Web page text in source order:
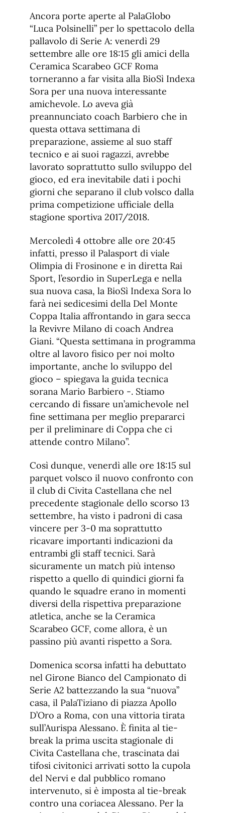
de
fuente
de
fuente.
Ancora porte aperte al PalaGlobo
“Luca Polsinelli” per lo spettacolo della
pallavolo di Serie A: venerdì 29
settembre alle ore 18:15 gli amici della
Ceramica Scarabeo GCF Roma
torneranno a far visita alla BioSì Indexa
Sora per una nuova interessante
amichevole. Lo aveva già
preannunciato coach Barbiero che in
questa ottava settimana di
preparazione, assieme al suo staff
tecnico e ai suoi ragazzi, avrebbe
lavorato soprattutto sullo sviluppo del
gioco, ed era inevitabile dati i pochi
giorni che separano il club volsco dalla
prima competizione ufficiale della
stagione sportiva 2017/2018.
Mercoledì 4 ottobre alle ore 20:45
infatti, presso il Palasport di viale
Olimpia di Frosinone e in diretta Rai
Sport, l’esordio in SuperLega e nella
sua nuova casa, la BioSì Indexa Sora lo
farà nei sedicesimi della Del Monte
Coppa Italia affrontando in gara secca
la Revivre Milano di coach Andrea
Giani. “Questa settimana in programma
oltre al lavoro fisico per noi molto
importante, anche lo sviluppo del
gioco – spiegava la guida tecnica
sorana Mario Barbiero -. Stiamo
cercando di fissare un’amichevole nel
fine settimana per meglio prepararci
per il preliminare di Coppa che ci
attende contro Milano”.
Così dunque, venerdì alle ore 18:15 sul
parquet volsco il nuovo confronto con
il club di Civita Castellana che nel
precedente stagionale dello scorso 13
settembre, ha visto i padroni di casa
vincere per 3-0 ma soprattutto
ricavare importanti indicazioni da
entrambi gli staff tecnici. Sarà
sicuramente un match più intenso
rispetto a quello di quindici giorni fa
quando le squadre erano in momenti
diversi della rispettiva preparazione
atletica, anche se la Ceramica
Scarabeo GCF, come allora, è un
passino più avanti rispetto a Sora.
Domenica scorsa infatti ha debuttato
nel Girone Bianco del Campionato di
Serie A2 battezzando la sua “nuova”
casa, il PalaTiziano di piazza Apollo
D’Oro a Roma, con una vittoria tirata
sull’Aurispa Alessano. È finita al tie-
break la prima uscita stagionale di
Civita Castellana che, trascinata dai
tifosi civitonici arrivati sotto la cupola
del Nervi e dal pubblico romano
intervenuto, si è imposta al tie-break
contro una coriacea Alessano. Per la